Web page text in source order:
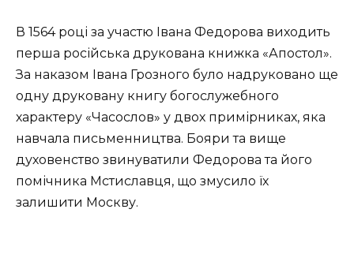
В 1564 році за участю Івана Федорова виходить
перша російська друкована книжка «Апостол».
За наказом Івана Грозного було надруковано ще
одну друковану книгу богослужебного
характеру «Часослов» у двох примірниках, яка
навчала письменництва. Бояри та вище
духовенство звинуватили Федорова та його
помічника Мстиславця, що змусило їх
залишити Москву.